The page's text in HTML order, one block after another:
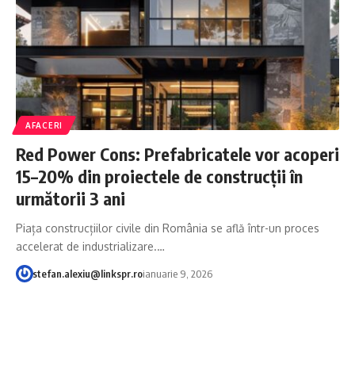
AFACERI
Red Power Cons: Prefabricatele vor acoperi
15–20% din proiectele de construcții în
următorii 3 ani
Piața construcțiilor civile din România se află într-un proces
accelerat de industrializare.…
stefan.alexiu@linkspr.roianuarie 9, 2026